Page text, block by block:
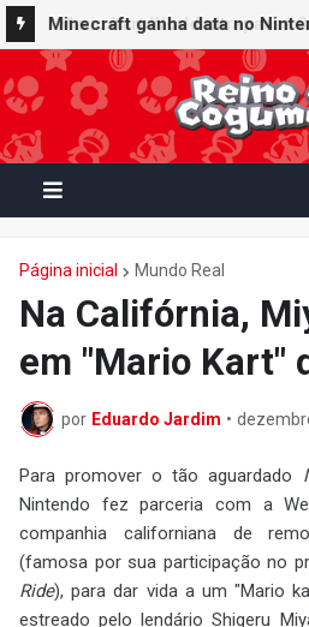
Minecraft ganha data no
Super Mario Mash-Up
gráfica exclusiva
Página inicial Mundo Real
Na Califórnia,
em "Mario Kart"
por Eduardo Jardim •
Para promover o tão aguardado
Nintendo fez parceria com a
companhia californiana de
(famosa por sua participação no
Ride), para dar vida a um "Mario
estreado pelo lendário Shigeru